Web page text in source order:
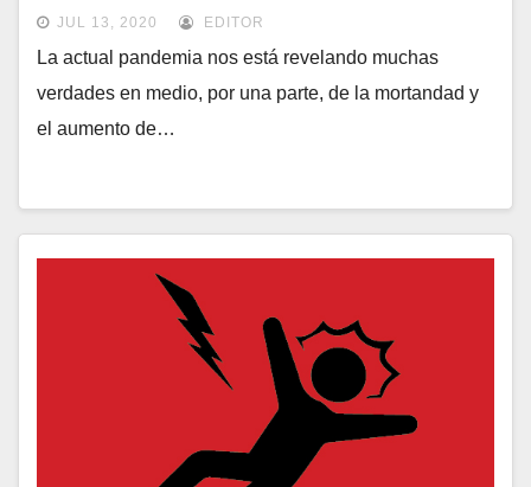
JUL 13, 2020 EDITOR
La actual pandemia nos está revelando muchas
verdades en medio, por una parte, de la mortandad y
el aumento de…